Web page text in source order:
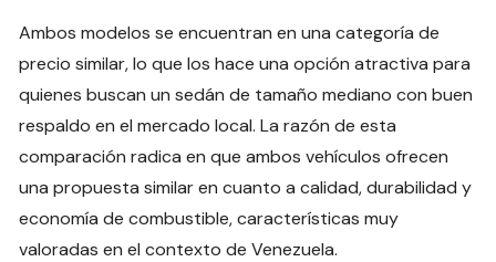
Ambos modelos se encuentran en una categoría de
precio similar, lo que los hace una opción atractiva para
quienes buscan un sedán de tamaño mediano con buen
respaldo en el mercado local. La razón de esta
comparación radica en que ambos vehículos ofrecen
una propuesta similar en cuanto a calidad, durabilidad y
economía de combustible, características muy
valoradas en el contexto de Venezuela.